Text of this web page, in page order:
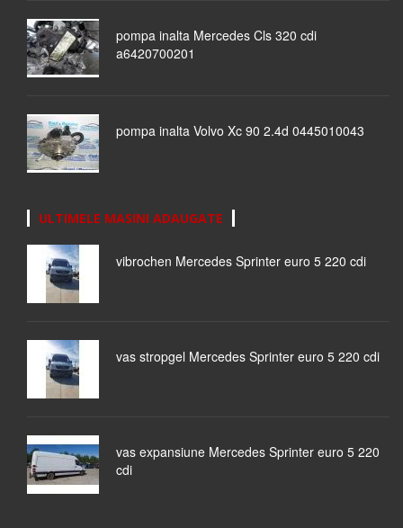
pompa inalta Mercedes Cls 320 cdi
a6420700201
pompa inalta Volvo Xc 90 2.4d 0445010043
ULTIMELE MASINI ADAUGATE
vibrochen Mercedes Sprinter euro 5 220 cdi
vas stropgel Mercedes Sprinter euro 5 220 cdi
vas expansiune Mercedes Sprinter euro 5 220
cdi